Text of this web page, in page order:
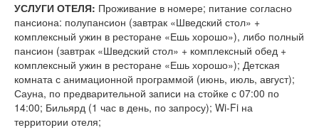
УСЛУГИ ОТЕЛЯ: Проживание в номере; питание согласно
пансиона: полупансион (завтрак «Шведский стол» +
комплексный ужин в ресторане «Ешь хорошо»), либо полный
пансион (завтрак «Шведский стол» + комплексный обед +
комплексный ужин в ресторане «Ешь хорошо»); Детская
комната с анимационной программой (июнь, июль, август);
Сауна, по предварительной записи на стойке с 07:00 по
14:00; Бильярд (1 час в день, по запросу); Wi-Fi на
территории отеля;